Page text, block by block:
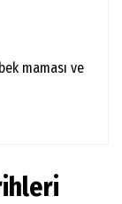
maması ve